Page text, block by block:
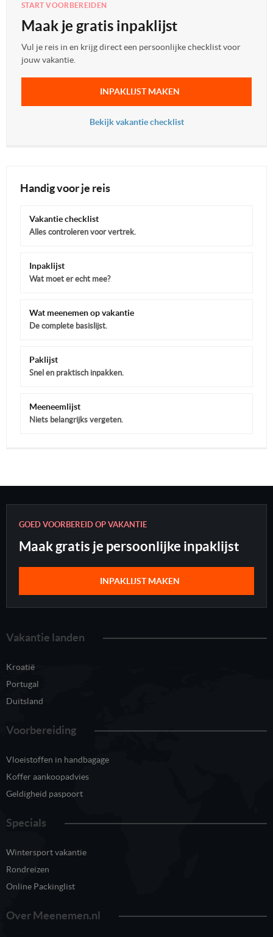
START VOORBEREIDEN
Maak je gratis inpaklijst
Vul je reis in en krijg direct een persoonlijke checklist voor
jouw vakantie.
INPAKLIJST MAKEN
Bekijk vakantie checklist
Handig voor je reis
Vakantie checklist
Alles controleren voor vertrek.
Inpaklijst
Wat moet er echt mee?
Wat meenemen op vakantie
De complete basislijst.
Paklijst
Snel en praktisch inpakken.
Meeneemlijst
Niets belangrijks vergeten.
GOED VOORBEREID OP VAKANTIE
Maak gratis je persoonlijke inpaklijst
INPAKLIJST MAKEN
Vakantie landen
Kroatië
Portugal
Duitsland
Voorbereiding
Vloeistoffen in handbagage
Koffer aankoopadvies
Geldigheid paspoort
Specials
Wintersport vakantie
Rondreizen
Online Packinglist
Over Meenemen.nl